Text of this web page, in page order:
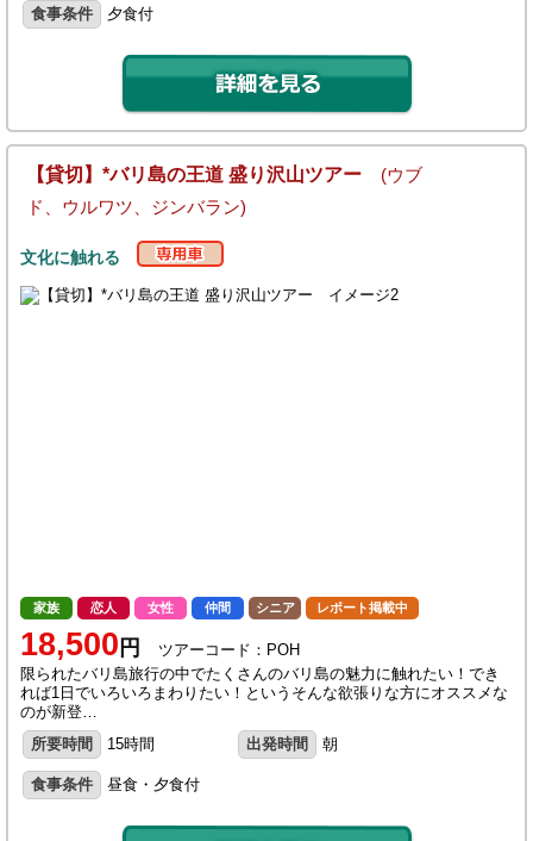
食事条件 夕食付
【貸切】*バリ島の王道 盛り沢山ツアー (ウブ
ド、ウルワツ、ジンバラン)
文化に触れる
家族 恋人 女性 仲間 シニア レポート掲載中
18,500 円
ツアーコード：POH
限られたバリ島旅行の中でたくさんのバリ島の魅力に触れたい！でき
れば1日でいろいろまわりたい！というそんな欲張りな方にオススメな
のが新登…
所要時間
15時間 出発時間 朝
食事条件 昼食・夕食付